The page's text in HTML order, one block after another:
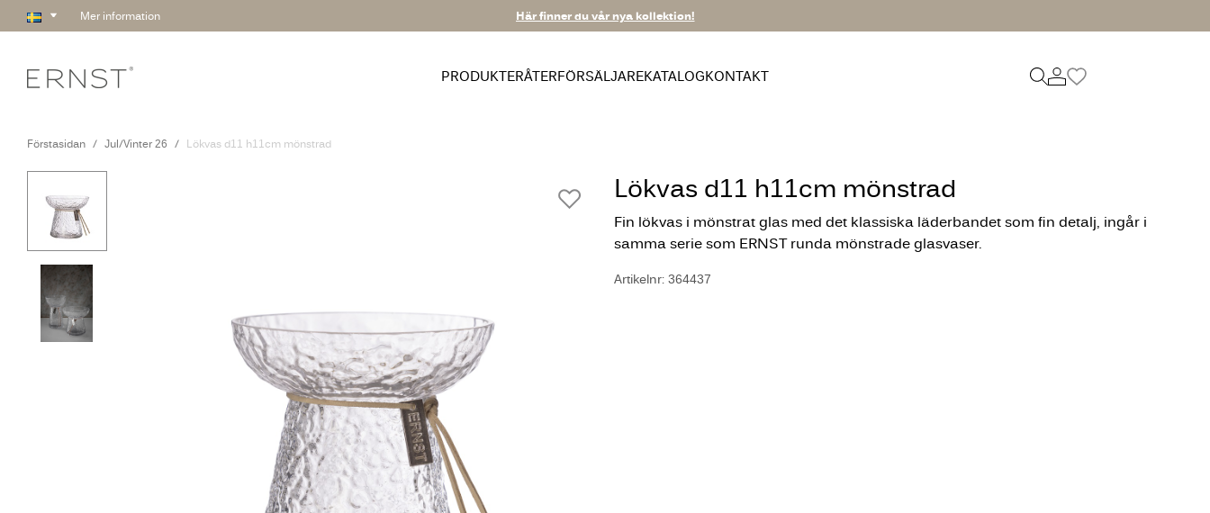
Mer information Här finner du vår nya kollektion!
PRODUKTERÅTERFÖRSÄLJAREKATALOGKONTAKT
Förstasidan Jul/Vinter 26 Lökvas d11 h11cm mönstrad
Lökvas d11 h11cm mönstrad
Fin lökvas i mönstrat glas med det klassiska läderbandet som fin detalj, ingår i
samma serie som ERNST runda mönstrade glasvaser.
Artikelnr: 364437